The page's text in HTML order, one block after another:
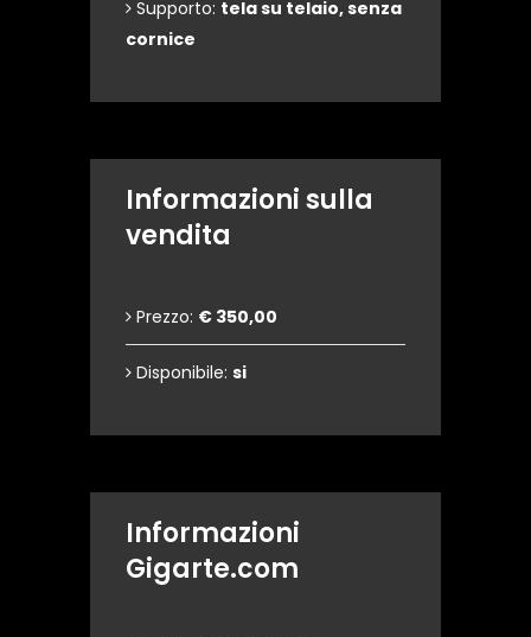
Supporto: tela su telaio, senza
cornice
Informazioni sulla
vendita
Prezzo: € 350,00
Disponibile: si
Informazioni
Gigarte.com